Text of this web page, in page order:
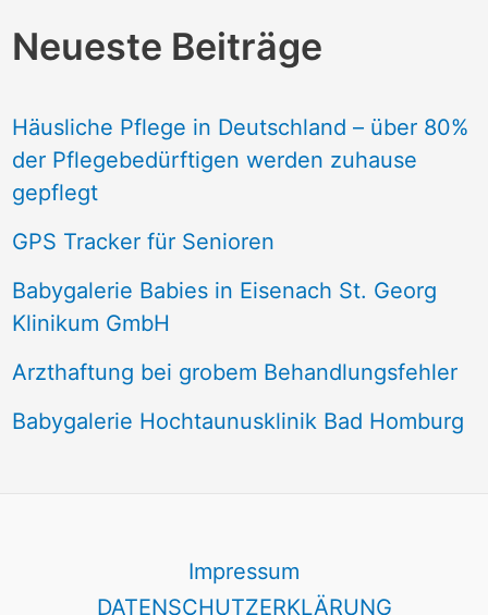
Neueste Beiträge
Häusliche Pflege in Deutschland – über 80%
der Pflegebedürftigen werden zuhause
gepflegt
GPS Tracker für Senioren
Babygalerie Babies in Eisenach St. Georg
Klinikum GmbH
Arzthaftung bei grobem Behandlungsfehler
Babygalerie Hochtaunusklinik Bad Homburg
Impressum
DATENSCHUTZERKLÄRUNG